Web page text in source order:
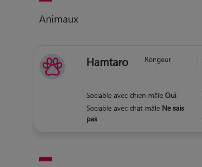
Animaux
Hamtaro Rongeur
Sociable avec chien mâle Oui
Sociable avec chat mâle Ne sais
pas